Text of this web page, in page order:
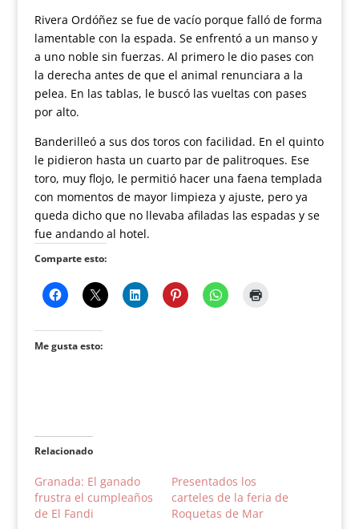
Rivera Ordóñez se fue de vacío porque falló de forma
lamentable con la espada. Se enfrentó a un manso y
a uno noble sin fuerzas. Al primero le dio pases con
la derecha antes de que el animal renunciara a la
pelea. En las tablas, le buscó las vueltas con pases
por alto.
Banderilleó a sus dos toros con facilidad. En el quinto
le pidieron hasta un cuarto par de palitroques. Ese
toro, muy flojo, le permitió hacer una faena templada
con momentos de mayor limpieza y ajuste, pero ya
queda dicho que no llevaba afiladas las espadas y se
fue andando al hotel.
Comparte esto:
Me gusta esto:
Relacionado
Granada: El ganado
frustra el cumpleaños
de El Fandi
Presentados los
carteles de la feria de
Roquetas de Mar